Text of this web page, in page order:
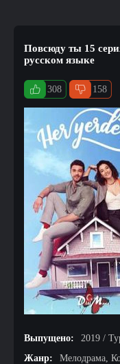
Повсюду ты 15
русском языке
308 158
Выпущено:
2019 /
Жанр:
Мелодрама,